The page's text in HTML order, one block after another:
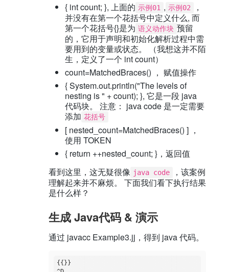
{ int count; }, 上面的 示例01 , 示例02
，
并没有在第一个花括号中定义什么, 而
第一个花括号{}是为 语义动作块 预留
的，它用于声明和初始化解析过程中需
要用到的变量或状态。 （我想这并不陌
生，定义了一个 int count）
count=MatchedBraces() ， 赋值操作
{ System.out.println("The levels of
nesting is " + count); }, 它是一段 java
代码块。 注意： java code 是一定需要
添加 花括号
[ nested_count=MatchedBraces() ] ，
使用 TOKEN
{ return ++nested_count; }，返回值
看到这里，这无疑很像 java code
，该案例
理解起来并不麻烦。 下面我们看下执行结果
是什么样？
生成 Java代码 & 演示
通过 javacc Example3.jj，得到 java 代码。
{{}}